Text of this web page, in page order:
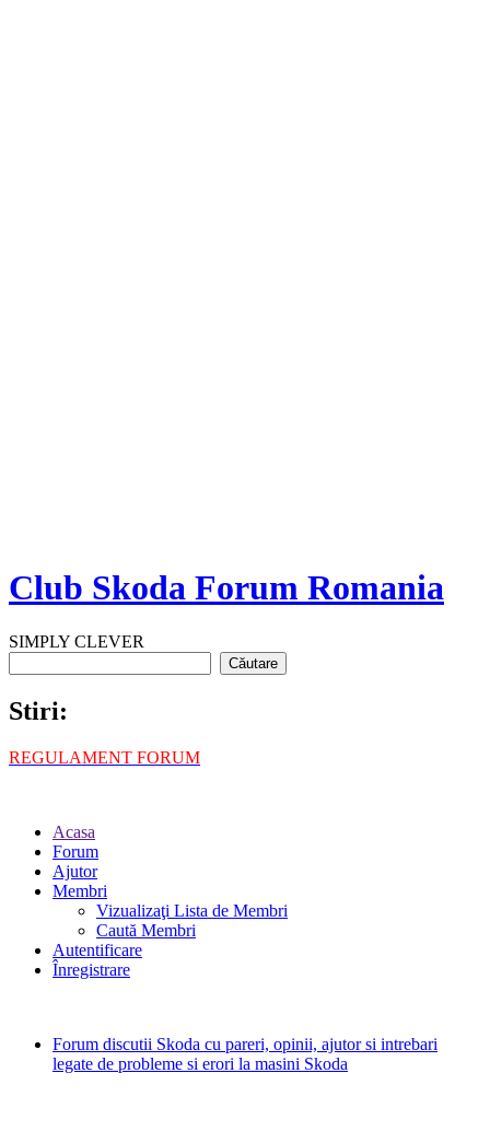
Club Skoda Forum Romania
SIMPLY CLEVER
Stiri:
REGULAMENT FORUM
Acasa
Forum
Ajutor
Membri
Vizualizaţi Lista de Membri
Caută Membri
Autentificare
Înregistrare
Forum discutii Skoda cu pareri, opinii, ajutor si intrebari
legate de probleme si erori la masini Skoda